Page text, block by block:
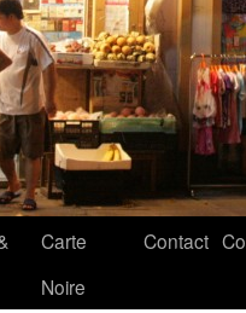
Carte
Noire
Contact